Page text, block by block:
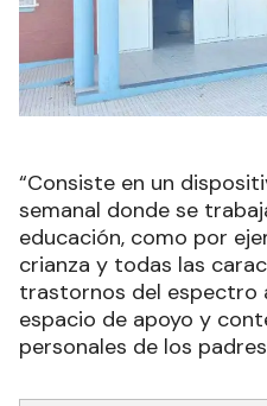
“Consiste en un
semanal donde se
educación, como por
crianza y todas las
trastornos del espectro
espacio de apoyo y
personales de los